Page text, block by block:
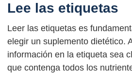
Lee las etiquetas
Leer las etiquetas es
elegir un suplemento dietético.
información en la etiqueta sea
que contenga todos los